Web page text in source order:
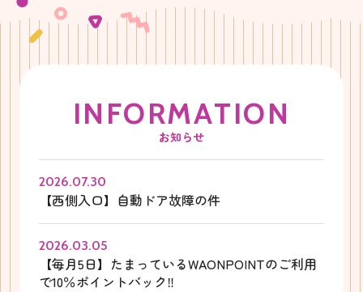
IN FORMATION
お知らせ
2026.07.30
【西側入口】自動ドア故障の件
2026.03.05
【毎月5日】たまっているWAONPOINTのご利用
で10％ポイントバック‼